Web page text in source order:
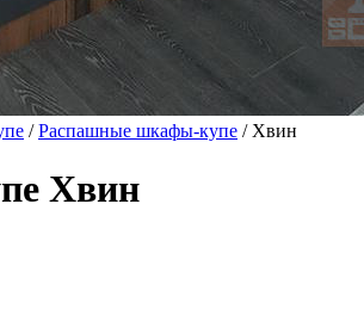
/Распашные шкафы-купе / Хвин
Хвин